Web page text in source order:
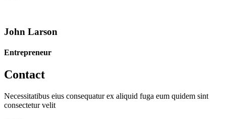
John Larson
Entrepreneur
Contact
Necessitatibus eius consequatur ex aliquid fuga eum quidem sint
consectetur velit